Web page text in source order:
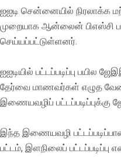
ஐஐடி சென்னையில் நிரலாக்க
முறையாக ஆன்லைன் பிஎஸ்சி
செய்யப்பட்டுள்ளனர்.
ஐஐடியில் பட்டப்படிப்பு பயில
தேர்வை மாணவர்கள் எழுத
இணையவழிப் பட்டப்படிப்புக்கு
இந்த இணையவழி
பட்டம், இளநிலைப்